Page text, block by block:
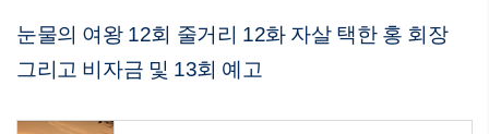
눈물의 여왕 12회 줄거리 12화 자살 택한 홍 회장
그리고 비자금 및 13회 예고